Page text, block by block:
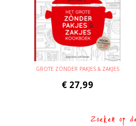
GROTE ZÓNDER PAKJES & ZAKJES
€ 27,99
Zoeken op